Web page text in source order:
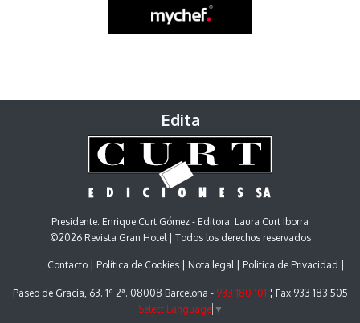
Edita
Presidente: Enrique Curt Gómez - Editora: Laura Curt Iborra
©2026 Revista Gran Hotel | Todos los derechos reservados
Contacto Política de Cookies Nota legal Politica de Privacidad
Paseo de Gracia, 63. 1º 2ª. 08008 Barcelona - 933 180 101 ¦ Fax 933 183 505
Select Language ▼